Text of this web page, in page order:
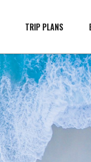
TRIP PLANS